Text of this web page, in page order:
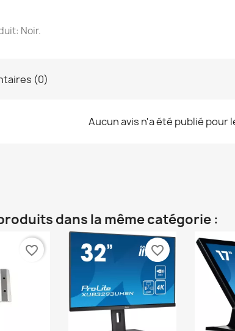
Noir.
(0)
Aucun avis n'a été publié pour
dans la même catégorie :
favorite_border favorite_border